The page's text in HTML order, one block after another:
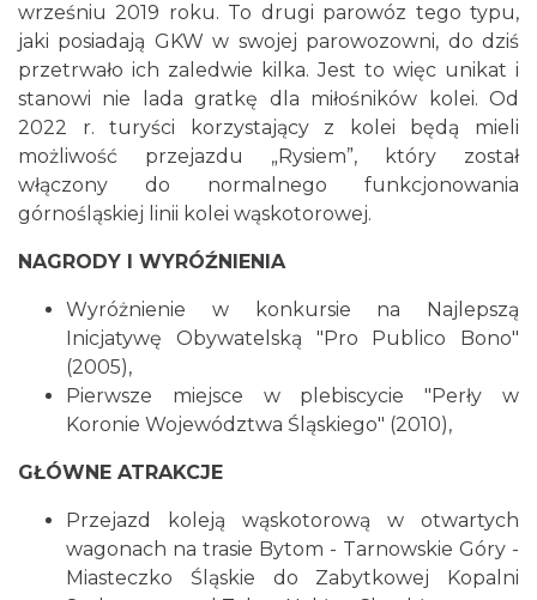
wrześniu 2019 roku. To drugi parowóz tego typu,
jaki posiadają GKW w swojej parowozowni, do dziś
przetrwało ich zaledwie kilka. Jest to więc unikat i
stanowi nie lada gratkę dla miłośników kolei. Od
2022 r. turyści korzystający z kolei będą mieli
możliwość przejazdu „Rysiem”, który został
włączony do normalnego funkcjonowania
górnośląskiej linii kolei wąskotorowej.
NAGRODY I WYRÓŹNIENIA
Wyróżnienie w konkursie na Najlepszą
Inicjatywę Obywatelską "Pro Publico Bono"
(2005),
Pierwsze miejsce w plebiscycie "Perły w
Koronie Województwa Śląskiego" (2010),
GŁÓWNE ATRAKCJE
Przejazd koleją wąskotorową w otwartych
wagonach na trasie Bytom - Tarnowskie Góry -
Miasteczko Śląskie do Zabytkowej Kopalni